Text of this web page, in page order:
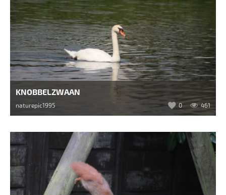
KNOBBELZWAAN
naturepic1995 0 461